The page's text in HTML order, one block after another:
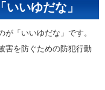
いゆだな」
「いいゆだな」です。
害を防ぐための防犯行動